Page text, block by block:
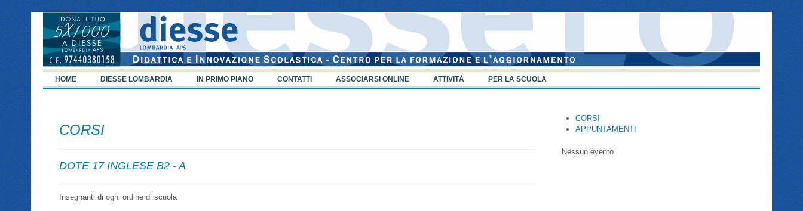
HOME DIESSE LOMBARDIA IN PRIMO PIANO CONTATTI ASSOCIARSI ONLINE ATTIVITÀ PER LA SCUOLA
CORSI
DOTE 17 INGLESE B2 - A
Insegnanti di ogni ordine di scuola
CORSI
APPUNTAMENTI
Nessun evento